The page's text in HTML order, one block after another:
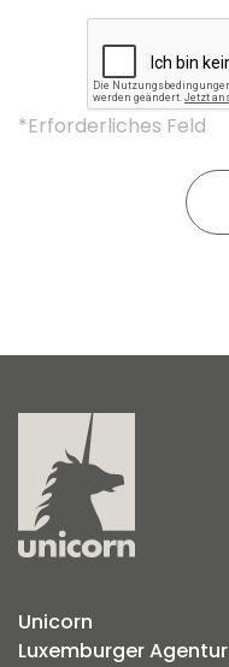
*Erforderliches Feld
Unicorn
Luxemburger Agentur